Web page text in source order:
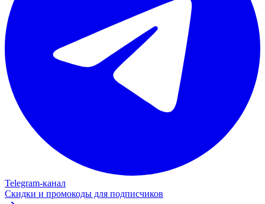
Telegram‑канал
Скидки и промокоды для подписчиков